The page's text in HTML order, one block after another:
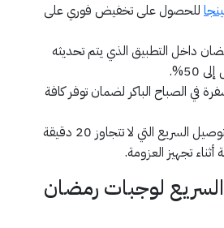
للحصول على تخفيض فوري على
داخل التطبيق الذي يتم تحديثه
في الصباح الباكر لضمان توفر كافة
استفد من خاصية التوصيل السريع التي لا تتجاوز 20 دقيقة
أثناء تجهيز العزومة.
لوجبات رمضان